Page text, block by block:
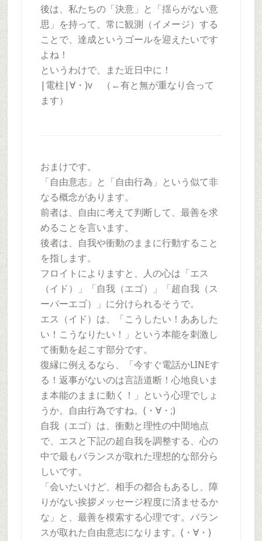
後は、私たちの「決意」と「揺らがない意
思」を持って、常に観測（イメージ）する
ことで、達成というゴールを迎えたいです
よね！
というわけで、また近日中に！
|電柱|∀・)v （←有と無が重なり合って
ます）
おまけです。
「自由意志」と「自由行為」という似て非
なる概念があります。
前者は、自由に考えて判断して、最善を求
めることを言います。
後者は、自我や衝動のままに行動すること
を指します。
フロイトによりますと、人の心は「エス
（イド）」「自我（エゴ）」「超自我（ス
ーパーエゴ）」に分けられるそうで。
エス（イド）は、「こうしたい！ああした
い！こうなりたい！」という本能を刺激し
て衝動を起こす部分です。
復縁に例えるなら、「今すぐ電話かLINEす
る！返事がないのは言語道断！心地良いま
ま本能のままに動く！」という心理でしょ
うか。自由行為ですね。(・∀・;)
自我（エゴ）は、衝動と理性の中間地点
で、エスと下記の超自我を調整する、心の
中で最もバランスが取れた理想的な部分ら
しいです。
「会いたいけど、相手の都合もあるし、障
りがない挨拶メッセージ程度に済ませるか
な」と、最善を模索する心理です。バラン
スが取れた自由意志になります。(・∀・)